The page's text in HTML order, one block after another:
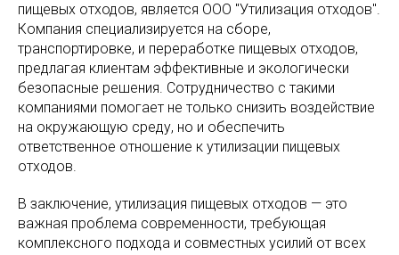
пищевых отходов, является ООО "Утилизация отходов".
Компания специализируется на сборе,
транспортировке, и переработке пищевых отходов,
предлагая клиентам эффективные и экологически
безопасные решения. Сотрудничество с такими
компаниями помогает не только снизить воздействие
на окружающую среду, но и обеспечить
ответственное отношение к утилизации пищевых
отходов.
В заключение, утилизация пищевых отходов — это
важная проблема современности, требующая
комплексного подхода и совместных усилий от всех